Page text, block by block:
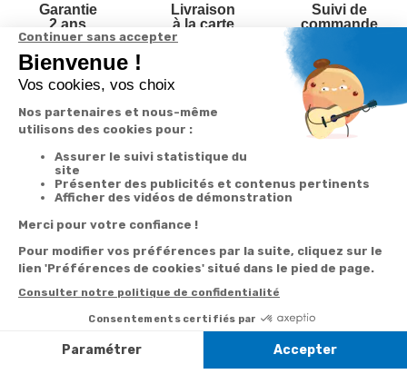
Garantie
2 ans
Livraison
à la carte
Suivi de
commande
Votre
Suivi de
commande
Livraison
Paiement facilité
Satisfait ou
remboursé, retour
Codes
promotionnels
environnementales
newsletter
Désabonnement à
la newsletter
1ère visite
Commander à
partir du catalogue
Questions
Contactez-nous
TéléphoneService
samedi de 8h à
20h
et le dimanche
Contactez-
nous
Par courrier